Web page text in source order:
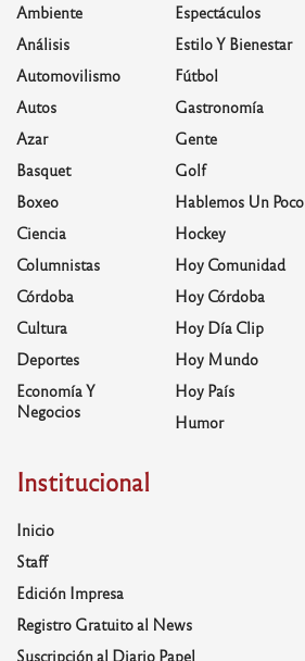
Ambiente
Análisis
Automovilismo
Autos
Azar
Basquet
Boxeo
Ciencia
Columnistas
Córdoba
Cultura
Deportes
Economía Y
Negocios
Espectáculos
Estilo Y Bienestar
Fútbol
Gastronomía
Gente
Golf
Hablemos Un Poco
Hockey
Hoy Comunidad
Hoy Córdoba
Hoy Día Clip
Hoy Mundo
Hoy País
Humor
Institucional
Inicio
Staff
Edición Impresa
Registro Gratuito al News
Suscripción al Diario Papel